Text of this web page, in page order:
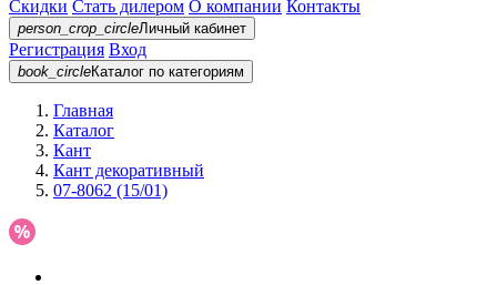
Скидки Стать дилером О компании Контакты
person_crop_circleЛичный кабинет
Регистрация Вход
book_circleКаталог по категориям
Главная
Каталог
Кант
Кант декоративный
07-8062 (15/01)